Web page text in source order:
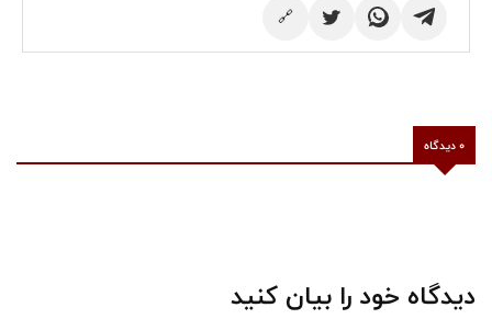
🔗
0 دیدگاه
دیدگاه خود را بیان کنید